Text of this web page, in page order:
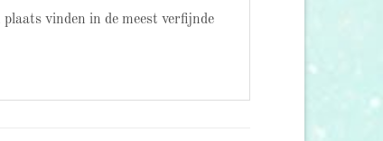
vinden in de meest verfijnde